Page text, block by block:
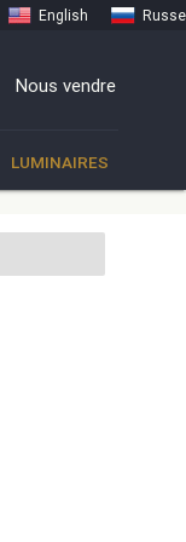
English Russe
Nous vendre
LUMINAIRES